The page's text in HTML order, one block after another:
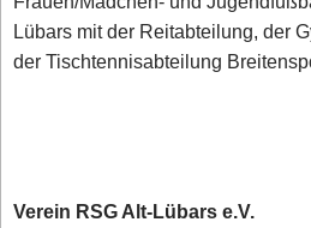
Lübars mit der Reitabteilung, der
der Tischtennisabteilung
Verein RSG Alt-Lübars e.V.